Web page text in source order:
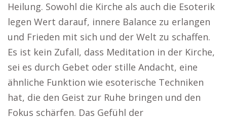
Heilung. Sowohl die Kirche als auch die Esoterik
legen Wert darauf, innere Balance zu erlangen
und Frieden mit sich und der Welt zu schaffen.
Es ist kein Zufall, dass Meditation in der Kirche,
sei es durch Gebet oder stille Andacht, eine
ähnliche Funktion wie esoterische Techniken
hat, die den Geist zur Ruhe bringen und den
Fokus schärfen. Das Gefühl der